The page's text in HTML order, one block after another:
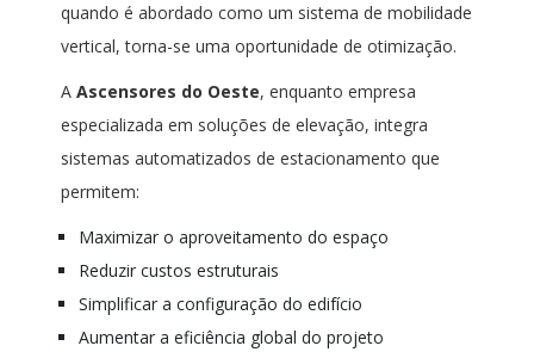
quando é abordado como um sistema de mobilidade
vertical, torna-se uma oportunidade de otimização.
A Ascensores do Oeste, enquanto empresa
especializada em soluções de elevação, integra
sistemas automatizados de estacionamento que
permitem:
Maximizar o aproveitamento do espaço
Reduzir custos estruturais
Simplificar a configuração do edifício
Aumentar a eficiência global do projeto